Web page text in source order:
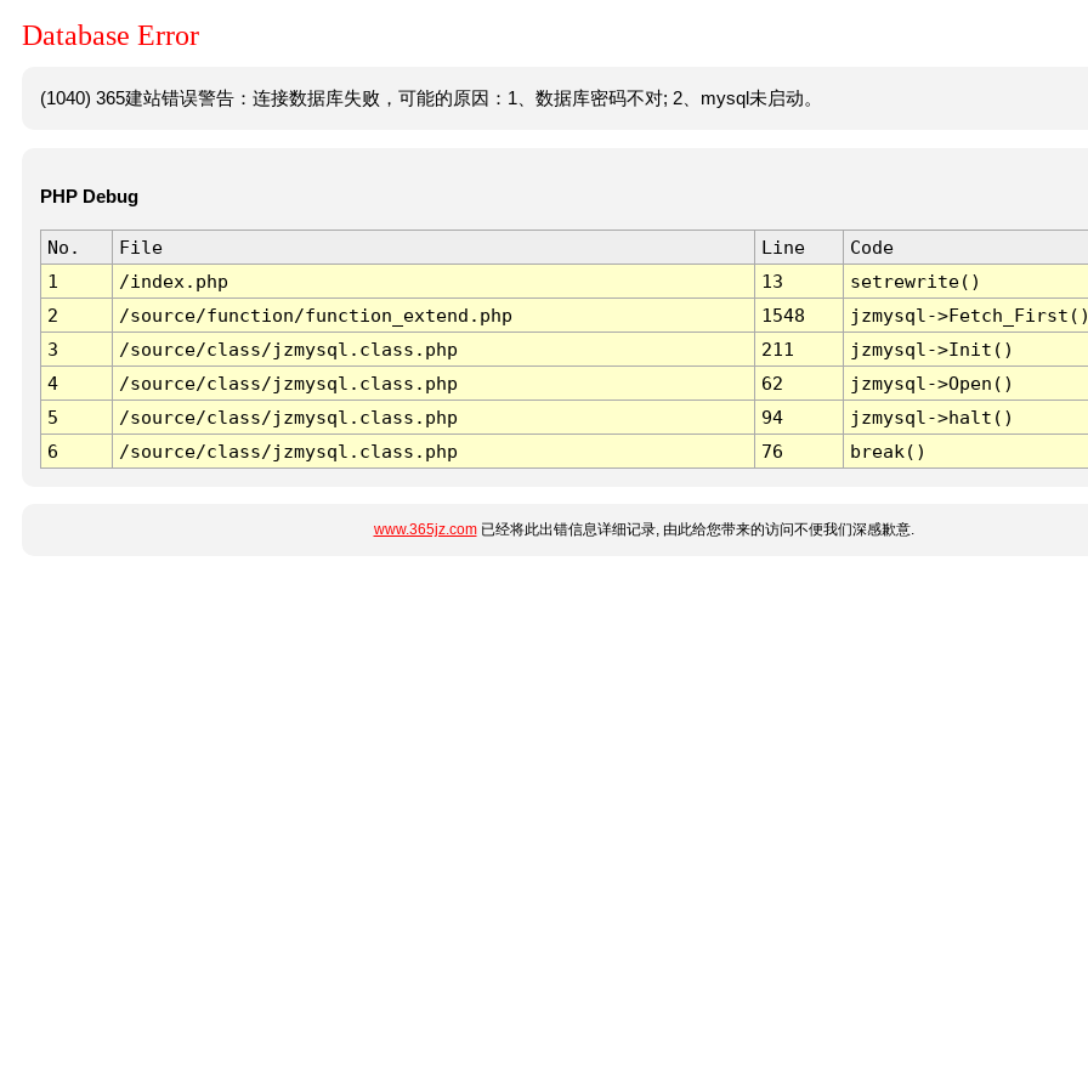
Database Error
(1040) 365建站错误警告：连接数据库失败，可能的原因：1、数据库密码不对; 2、mysql未启动。
PHP Debug
No. File Line
Code
1
/index.php 13
setrewrite()
2
/source/function/function_extend.php 1548
jzmysql-
3
/source/class/jzmysql.class.php 211
jzmysql->Init()
4
/source/class/jzmysql.class.php 62
jzmysql->Open()
5
/source/class/jzmysql.class.php 94
jzmysql->halt()
6
/source/class/jzmysql.class.php 76 break()
www.365jz.com已经将此出错信息详细记录, 由此给您带来的访问不便我们深感歉意.